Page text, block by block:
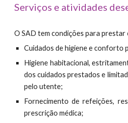
Serviços e atividades
O SAD tem condições para prestar
Cuidados de higiene e conforto
Higiene habitacional,
dos cuidados prestados e
pelo utente;
Fornecimento de refeições,
prescrição médica;